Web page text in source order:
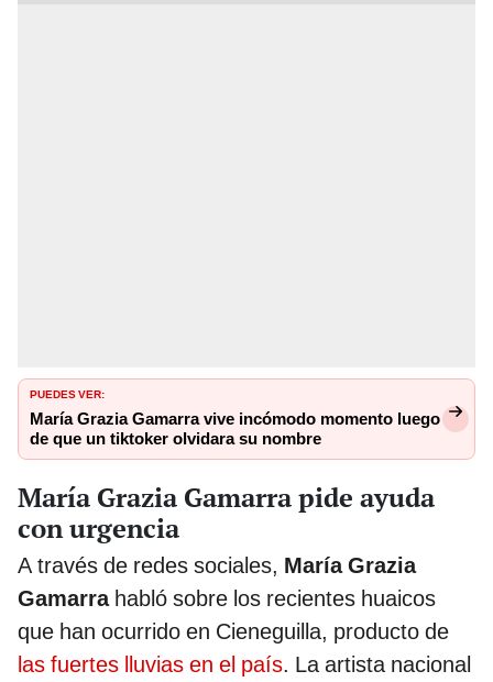
PUEDES VER:
María Grazia Gamarra vive incómodo momento luego
de que un tiktoker olvidara su nombre
María Grazia Gamarra pide ayuda
con urgencia
A través de redes sociales, María Grazia
Gamarrahabló sobre los recientes huaicos
que han ocurrido en Cieneguilla, producto de
las fuertes lluvias en el país. La artista nacional